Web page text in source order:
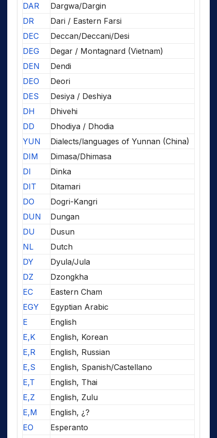
DAR
Dargwa/Dargin
DR
Dari / Eastern Farsi
DEC
Deccan/Deccani/Desi
DEG
Degar / Montagnard (Vietnam)
DEN
Dendi
DEO
Deori
DES
Desiya / Deshiya
DH
Dhivehi
DD
Dhodiya / Dhodia
YUN
Dialects/languages of Yunnan (China)
DIM
Dimasa/Dhimasa
DI
Dinka
DIT
Ditamari
DO
Dogri-Kangri
DUN
Dungan
DU
Dusun
NL
Dutch
DY
Dyula/Jula
DZ
Dzongkha
EC
Eastern Cham
EGY
Egyptian Arabic
E
English
E,K
English, Korean
E,R
English, Russian
E,S
English, Spanish/Castellano
E,T
English, Thai
E,Z
English, Zulu
E,M
English, ¿?
EO
Esperanto